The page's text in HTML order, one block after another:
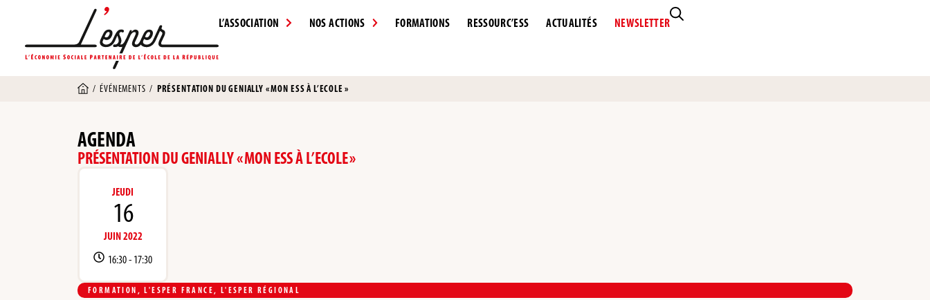
L’ASSOCIATION NOS ACTIONS FORMATIONS RESSOURC’ESS ACTUALITÉS NEWSLETTER
/ÉVÉNEMENTS / PRÉSENTATION DU GENIALLY « MON ESS À L’ECOLE »
AGENDA
PRÉSENTATION DU GENIALLY « MON ESS À L’ECOLE »
JEUDI
16
JUIN 2022
16:30 - 17:30
FORMATION ,L'ESPER FRANCE, L'ESPER RÉGIONAL